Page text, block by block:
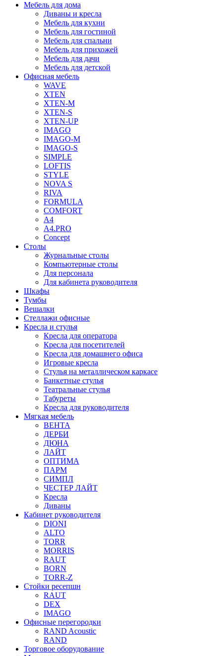
Мебель для дома
Диваны и кресла
Мебель для кухни
Мебель для гостиной
Мебель для спальни
Мебель для прихожей
Мебель для дачи
Мебель для детской
Офисная мебель
WAVE
XTEN
XTEN-M
XTEN-S
XTEN-UP
IMAGO
IMAGO-M
IMAGO-S
SIMPLE
LOFTIS
STYLE
NOVA S
RIVA
FORMULA
COMFORT
A4
A4.PRO
Concept
Столы
Журнальные столы
Компьютерные столы
Для персонала
Для кабинета руководителя
Шкафы
Тумбы
Вешалки
Стеллажи офисные
Кресла и стулья
Кресла для оператора
Кресла для посетителей
Кресла для домашнего офиса
Игровые кресла
Стулья на металлическом каркасе
Банкетные стулья
Театральные стулья
Табуреты
Кресла для руководителя
Мягкая мебель
ВЕНТА
ДЕРБИ
ДЮНА
ЛАЙТ
ОПТИМА
ПАРМ
СИМПЛ
ЧЕСТЕР ЛАЙТ
Кресла
Диваны
Кабинет руководителя
DIONI
ALTO
TORR
MORRIS
RAUT
BORN
TORR-Z
Стойки ресепшн
RAUT
DEX
IMAGO
Офисные перегородки
RAND Acoustic
RAND
Торговое оборудование